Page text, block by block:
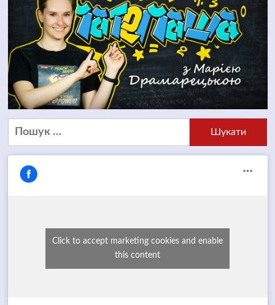
Пошук:
Click to accept marketing cookies and enable
this content